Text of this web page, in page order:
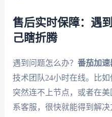
售后实时保障：遇
己瞎折腾
遇到问题怎么办？ 番茄加速
技术团队24小时在线。比
突然连不上节点，或者在
系客服，很快就能得到解